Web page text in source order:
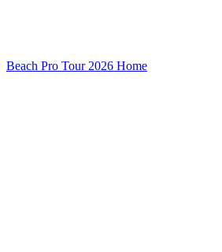
Beach Pro Tour 2026 Home